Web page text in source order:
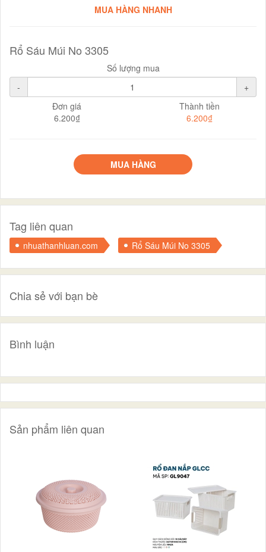
MUA HÀNG NHANH
Rổ Sáu Múi No 3305
Số lượng mua
-
+
Đơn giá
6.200₫
Thành tiền
6.200₫
MUA HÀNG
Tag liên quan
nhuathanhluan.com Rổ Sáu Múi No 3305
Chia sẻ với bạn bè
Bình luận
Sản phẩm liên quan